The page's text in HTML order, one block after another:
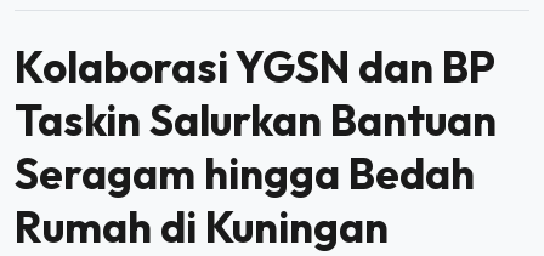
Kolaborasi YGSN dan BP
Taskin Salurkan Bantuan
Seragam hingga Bedah
Rumah di Kuningan